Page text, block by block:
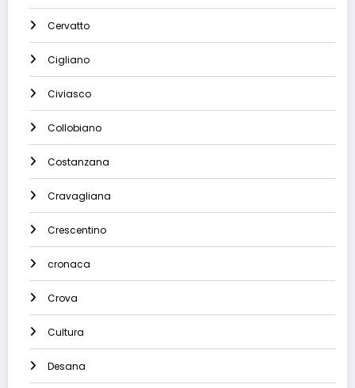
Cervatto
Cigliano
Civiasco
Collobiano
Costanzana
Cravagliana
Crescentino
cronaca
Crova
Cultura
Desana